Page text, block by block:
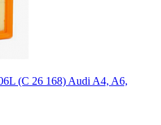
(C 26 168) Audi A4, A6,